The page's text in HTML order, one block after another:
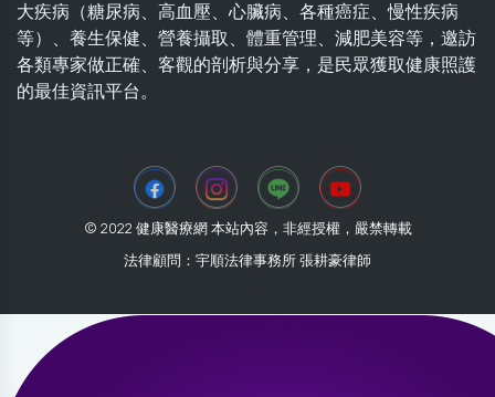
大疾病（糖尿病、高血壓、心臟病、各種癌症、慢性疾病
等）、養生保健、營養攝取、體重管理、減肥美容等，邀訪
各類專家做正確、客觀的剖析與分享，是民眾獲取健康照護
的最佳資訊平台。
© 2022 健康醫療網 本站內容，非經授權，嚴禁轉載
法律顧問：宇順法律事務所 張耕豪律師